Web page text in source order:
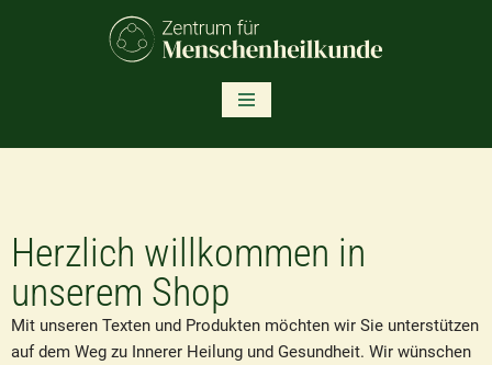
Herzlich willkommen in
unserem Shop
Mit unseren Texten und Produkten möchten wir Sie unterstützen
auf dem Weg zu Innerer Heilung und Gesundheit. Wir wünschen